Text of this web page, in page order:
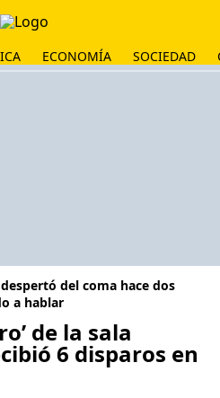
ECONOMÍA SOCIEDAD
del coma hace dos
a hablar
de la sala
6 disparos en